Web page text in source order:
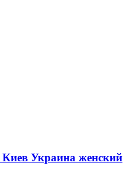
Украина женский